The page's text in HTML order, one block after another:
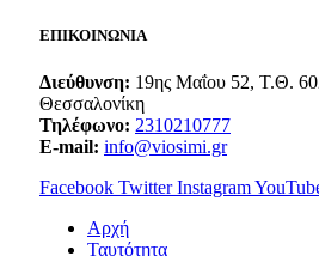
ΕΠΙΚΟΙΝΩΝΙΑ
Διεύθυνση: 19ης Μαΐου 52, Τ.Θ.
Θεσσαλονίκη
Τηλέφωνο: 2310210777
E-mail: info@viosimi.gr
Facebook Twitter Instagram
Aρχή
Ταυτότητα